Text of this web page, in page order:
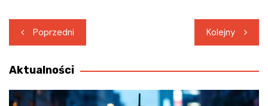
Nawigacja
wpisu
Poprzedni Kolejny
Aktualności